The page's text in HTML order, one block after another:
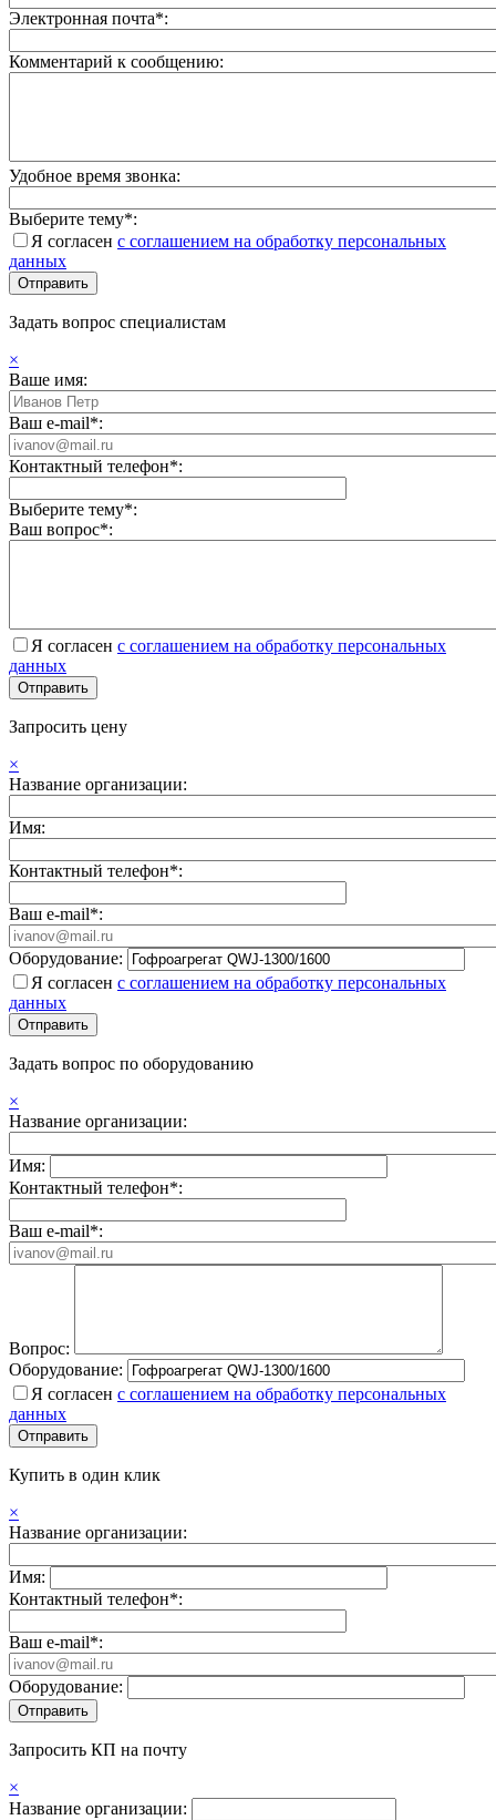
Электронная почта*:
Комментарий к сообщению:
Удобное время звонка:
Выберите тему*:
Я согласен с соглашением на обработку персональных
данных
Задать вопрос специалистам
×
Ваше имя:
Ваш e-mail*:
Контактный телефон*:
Выберите тему*:
Ваш вопрос*:
Я согласен с соглашением на обработку персональных
данных
Запросить цену
×
Название организации:
Имя:
Контактный телефон*:
Ваш e-mail*:
Оборудование:
Я согласен с соглашением на обработку персональных
данных
Задать вопрос по оборудованию
×
Название организации:
Имя:
Контактный телефон*:
Ваш e-mail*:
Вопрос:
Оборудование:
Я согласен с соглашением на обработку персональных
данных
Купить в один клик
×
Название организации:
Имя:
Контактный телефон*:
Ваш e-mail*:
Оборудование:
Запросить КП на почту
×
Название организации: